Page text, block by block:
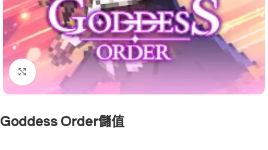
點擊放大
Goddess Order儲值